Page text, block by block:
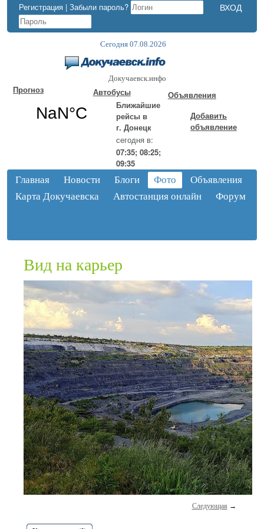
Регистрация | Забыли пароль?
Сегодня 07.08.2026
Докучаевск.инфо
Прогноз
Автобусы
Ближайшие
рейсы в
г. Донецк
сегодня в:
07:35; 08:25;
09:35
Объявления
Добавить
объявление
Главная Новости Блоги Фото
Объявления
Карта Докучаевска
Автостанция онлайн Форум
Вид на карьер
Следующая →